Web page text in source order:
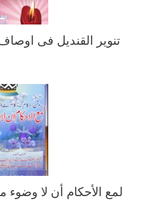
تنویر القندیل فی
لمع الأحكام أن لا وضوء